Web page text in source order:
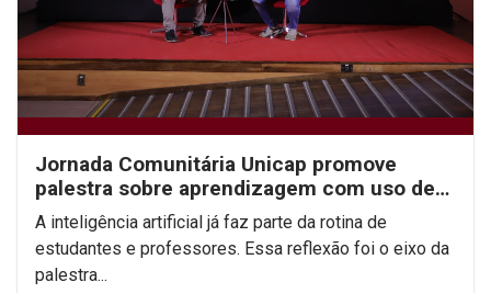
Jornada Comunitária Unicap promove
palestra sobre aprendizagem com uso de
IA
A inteligência artificial já faz parte da rotina de
estudantes e professores. Essa reflexão foi o eixo da
palestra...